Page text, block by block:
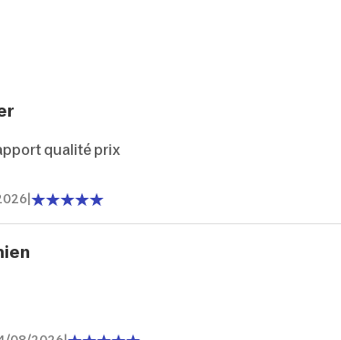
qualité prix